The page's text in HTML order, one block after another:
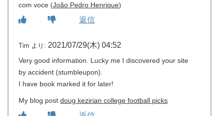
com voce (João Pedro Henrique)
返信
Tim より: 2021/07/29(木) 04:52
Very good information. Lucky me I discovered your site
by accident (stumbleupon).
I have book marked it for later!
My blog post doug kezirian college football picks